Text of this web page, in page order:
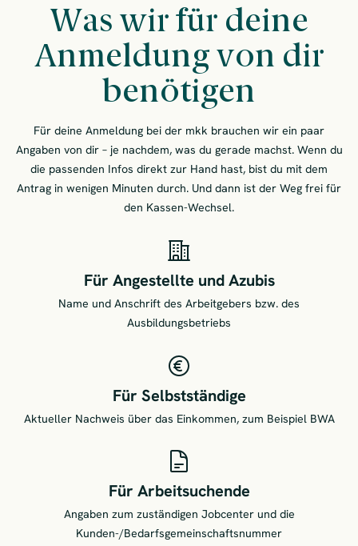
Was wir für deine
Anmeldung von dir
benötigen
Für deine Anmeldung bei der mkk brauchen wir ein paar
Angaben von dir – je nachdem, was du gerade machst. Wenn du
die passenden Infos direkt zur Hand hast, bist du mit dem
Antrag in wenigen Minuten durch. Und dann ist der Weg frei für
den Kassen-Wechsel.
Für Angestellte und Azubis
Name und Anschrift des Arbeitgebers bzw. des
Ausbildungsbetriebs
Für Selbstständige
Aktueller Nachweis über das Einkommen, zum Beispiel BWA
Für Arbeitsuchende
Angaben zum zuständigen Jobcenter und die
Kunden-/Bedarfsgemeinschaftsnummer